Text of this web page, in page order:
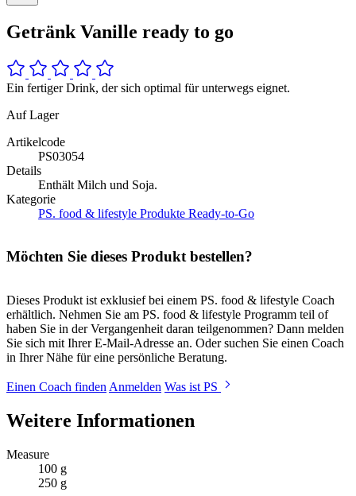
Getränk Vanille ready to go
Ein fertiger Drink, der sich optimal für unterwegs eignet.
Auf Lager
Artikelcode
PS03054
Details
Enthält Milch und Soja.
Kategorie
PS. food & lifestyle Produkte Ready-to-Go
Möchten Sie dieses Produkt bestellen?
Dieses Produkt ist exklusief bei einem PS. food & lifestyle Coach
erhältlich. Nehmen Sie am PS. food & lifestyle Programm teil of
haben Sie in der Vergangenheit daran teilgenommen? Dann melden
Sie sich mit Ihrer E-Mail-Adresse an. Oder suchen Sie einen Coach
in Ihrer Nähe für eine persönliche Beratung.
Einen Coach finden Anmelden Was ist PS
Weitere Informationen
Measure
100 g
250 g